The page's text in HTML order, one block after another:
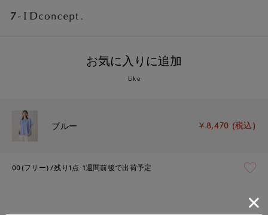
お気に入りに追加
Like
ブルー ￥8,470 (税込)
00(フリー) 残り1点 1週間前後で出荷予定